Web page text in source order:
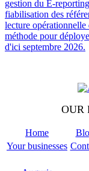
gestion du E-
fiabilisation des
lecture opérationnelle
méthode pour
d'ici septembre 2026.
OUR
Home
Your businesses